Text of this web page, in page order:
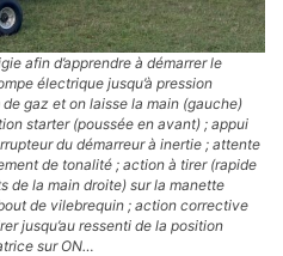
afin d’apprendre à démarrer le
électrique jusqu’à pression
gaz et on laisse la main (gauche)
starter (poussée en avant) ; appui
du démarreur à inertie ; attente
de tonalité ; action à tirer (rapide
de la main droite) sur la manette
de vilebrequin ; action corrective
jusqu’au ressenti de la position
sur ON…